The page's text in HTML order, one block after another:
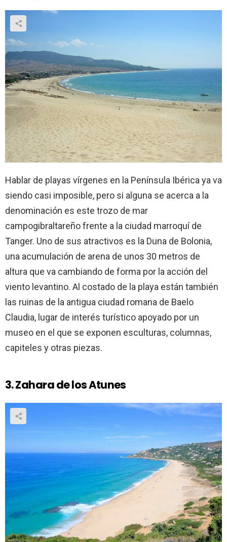
Hablar de playas vírgenes en la Península Ibérica ya va
siendo casi imposible, pero si alguna se acerca a la
denominación es este trozo de mar
campogibraltareño frente a la ciudad marroquí de
Tanger. Uno de sus atractivos es la Duna de Bolonia,
una acumulación de arena de unos 30 metros de
altura que va cambiando de forma por la acción del
viento levantino. Al costado de la playa están también
las ruinas de la antigua ciudad romana de Baelo
Claudia, lugar de interés turístico apoyado por un
museo en el que se exponen esculturas, columnas,
capiteles y otras piezas.
3. Zahara de los Atunes